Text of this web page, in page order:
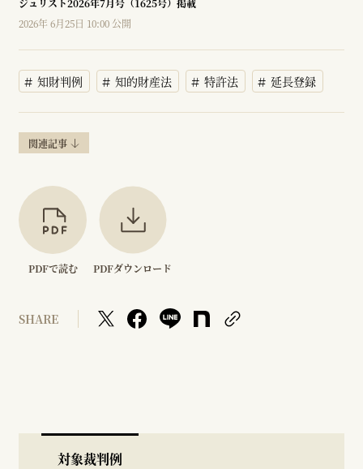
ジュリスト2026年7月号（1625号）掲載
2026年 6月25日 10:00 公開
知財判例 知的財産法 特許法 延長登録
関連記事
PDFで読む PDFダウンロード
SHARE
対象裁判例